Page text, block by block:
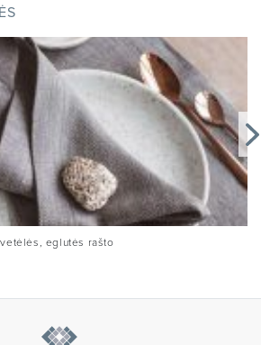
eglutės rašto